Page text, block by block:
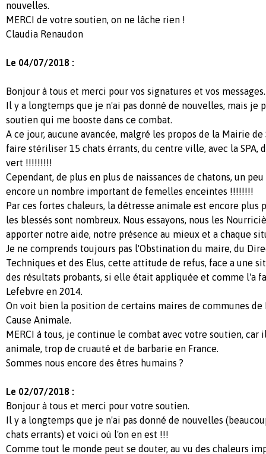
nouvelles.
MERCI de votre soutien, on ne lâche rien !
Claudia Renaudon
Le 04/07/2018 :
Bonjour à tous et merci pour vos signatures et vos messages.
Il y a longtemps que je n'ai pas donné de nouvelles, mais je
soutien qui me booste dans ce combat.
A ce jour, aucune avancée, malgré les propos de la Mairie
faire stériliser 15 chats érrants, du centre ville, avec la
vert !!!!!!!!!
Cependant, de plus en plus de naissances de chatons, un
encore un nombre important de femelles enceintes !!!!!!!!
Par ces fortes chaleurs, la détresse animale est encore plus
les blessés sont nombreux. Nous essayons, nous les
apporter notre aide, notre présence au mieux et a chaque
Je ne comprends toujours pas l'Obstination du maire, du
Techniques et des Elus, cette attitude de refus, face a une
des résultats probants, si elle était appliquée et comme l'a
Lefebvre en 2014.
On voit bien la position de certains maires de communes de
Cause Animale.
MERCI à tous, je continue le combat avec votre soutien, car
animale, trop de cruauté et de barbarie en France.
Sommes nous encore des êtres humains ?
Le 02/07/2018 :
Bonjour à tous et merci pour votre soutien.
Il y a longtemps que je n'ai pas donné de nouvelles
chats errants) et voici où l'on en est !!!
Comme tout le monde peut se douter, au vu des chaleurs